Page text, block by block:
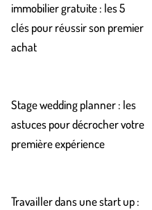
immobilier gratuite : les 5
clés pour réussir son premier
achat
Stage wedding planner : les
astuces pour décrocher votre
première expérience
Travailler dans une start up :